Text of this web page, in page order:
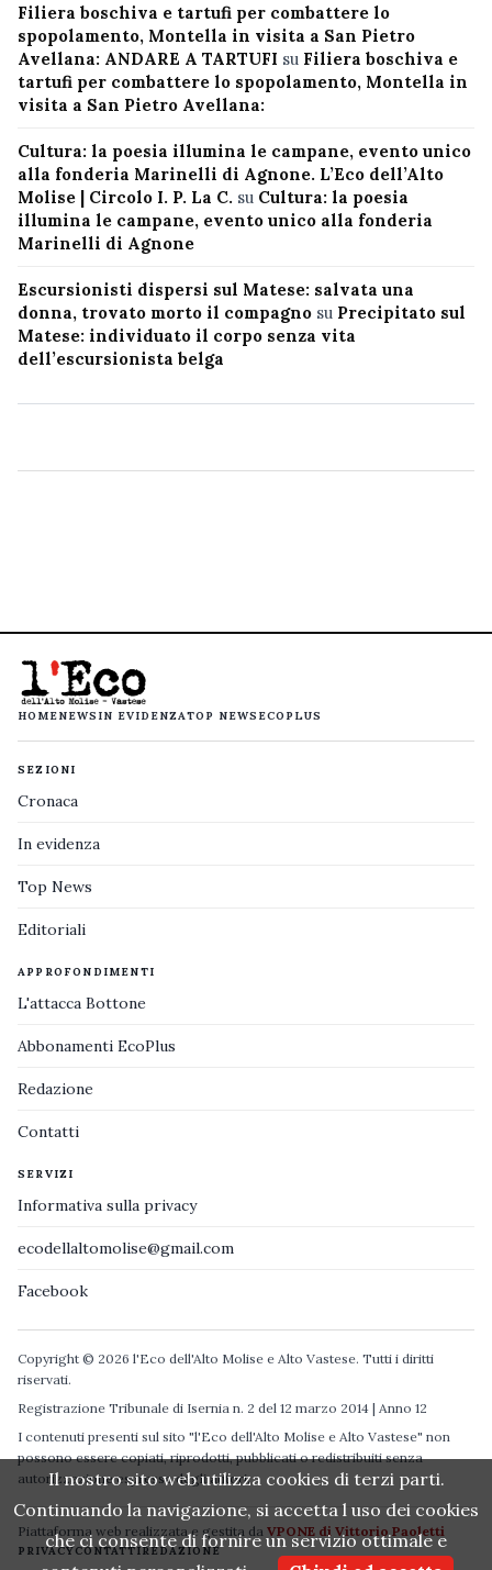
Filiera boschiva e tartufi per combattere lo
spopolamento, Montella in visita a San Pietro
Avellana: ANDARE A TARTUFI su Filiera boschiva e
tartufi per combattere lo spopolamento, Montella in
visita a San Pietro Avellana:
Cultura: la poesia illumina le campane, evento unico
alla fonderia Marinelli di Agnone. L’Eco dell’Alto
Molise | Circolo I. P. La C. su Cultura: la poesia
illumina le campane, evento unico alla fonderia
Marinelli di Agnone
Escursionisti dispersi sul Matese: salvata una
donna, trovato morto il compagno su Precipitato sul
Matese: individuato il corpo senza vita
dell’escursionista belga
HOMENEWS IN EVIDENZATOP NEWS ECOPLUS
SEZIONI
Cronaca
In evidenza
Top News
Editoriali
APPROFONDIMENTI
L'attacca Bottone
Abbonamenti EcoPlus
Redazione
Contatti
SERVIZI
Informativa sulla privacy
ecodellaltomolise@gmail.com
Facebook
Copyright © 2026 l'Eco dell'Alto Molise e Alto Vastese. Tutti i diritti
riservati.
Registrazione Tribunale di Isernia n. 2 del 12 marzo 2014 | Anno 12
I contenuti presenti sul sito "l'Eco dell'Alto Molise e Alto Vastese" non
possono essere copiati, riprodotti, pubblicati o redistribuiti senza
autorizzazione espressa degli autori.
Piattaforma web realizzata e gestita da VPONE di Vittorio Paoletti
PRIVACYCONTATTIREDAZIONE
Il nostro sito web utilizza cookies di terzi parti.
Continuando la navigazione, si accetta l uso dei cookies
che ci consente di fornire un servizio ottimale e